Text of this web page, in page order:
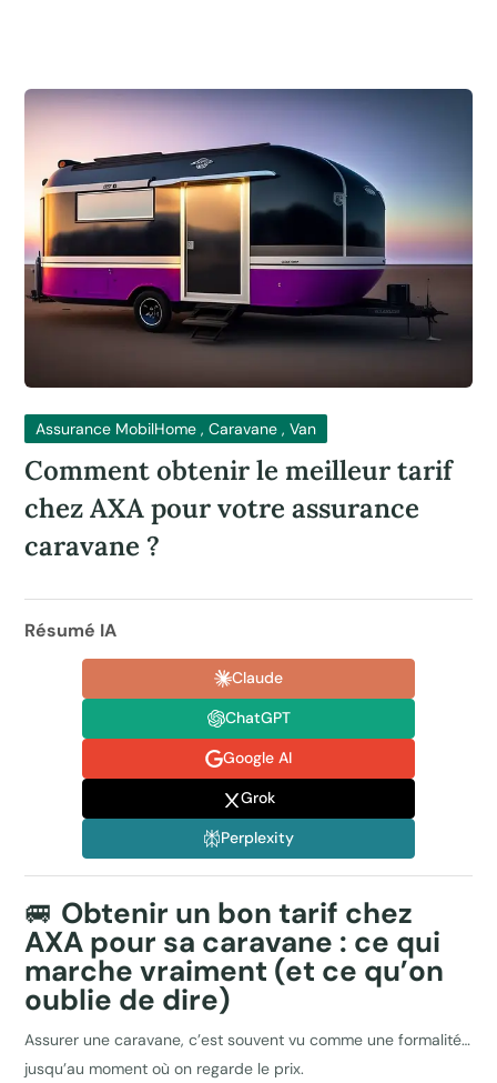
Assurance MobilHome , Caravane , Van
Comment obtenir le meilleur tarif
chez AXA pour votre assurance
caravane ?
Résumé IA
Claude
ChatGPT
Google AI
Grok
Perplexity
🚐 Obtenir un bon tarif chez
AXA pour sa caravane : ce qui
marche vraiment (et ce qu’on
oublie de dire)
Assurer une caravane, c’est souvent vu comme une formalité…
jusqu’au moment où on regarde le prix.